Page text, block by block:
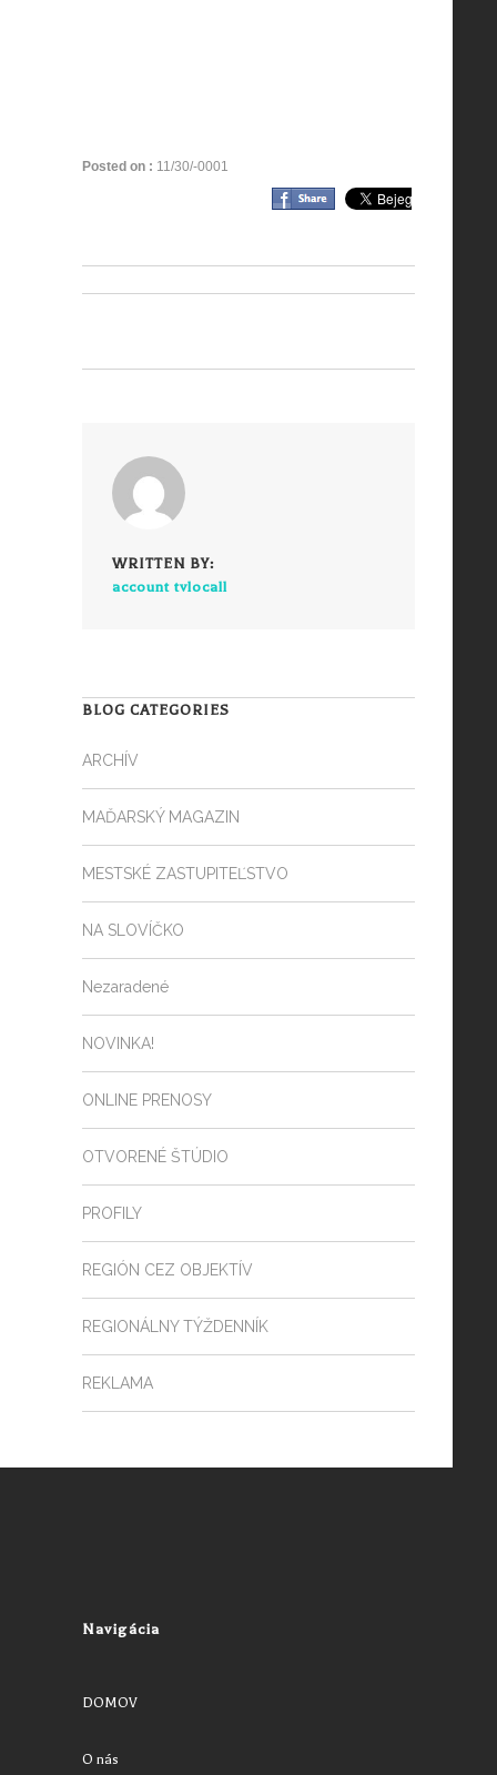
Posted on : 11/30/-0001
WRITTEN BY:
account tvlocall
BLOG CATEGORIES
ARCHÍV
MAĎARSKÝ MAGAZIN
MESTSKÉ ZASTUPITEĽSTVO
NA SLOVÍČKO
Nezaradené
NOVINKA!
ONLINE PRENOSY
OTVORENÉ ŠTÚDIO
PROFILY
REGIÓN CEZ OBJEKTÍV
REGIONÁLNY TÝŽDENNÍK
REKLAMA
Navigácia
DOMOV
O nás